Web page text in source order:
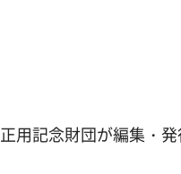
用記念財団が編集・